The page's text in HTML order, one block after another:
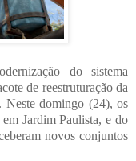
do sistema
de reestruturação da
Neste domingo (24), os
Jardim Paulista, e do
novos conjuntos